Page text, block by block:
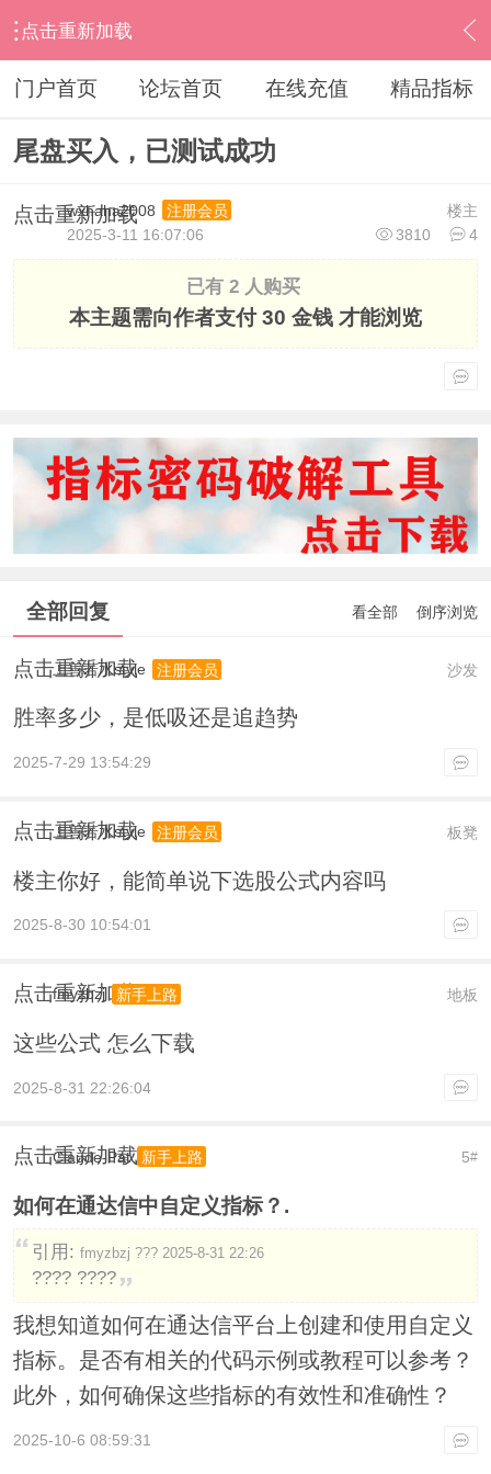
点击重新加载
› 通达信指标公式 › 条件选股公式 › 内容
门户首页 论坛首页 在线充值 精品指标
尾盘买入，已测试成功
点击重新加载 楼主
wxhaha2008
注册会员
3810
4
2025-3-11 16:07:06
已有 2 人购买
本主题需向作者支付30 金钱 才能浏览
全部回复 看全部 倒序浏览
点击重新加载 沙发
上善若水style 注册会员
胜率多少，是低吸还是追趋势
2025-7-29 13:54:29
点击重新加载 板凳
上善若水style 注册会员
楼主你好，能简单说下选股公式内容吗
2025-8-30 10:54:01
点击重新加载 地板
fmyzbzj 新手上路
这些公式 怎么下载
2025-8-31 22:26:04
点击重新加载 5#
Claude-Pat 新手上路
如何在通达信中自定义指标？.
引用: fmyzbzj ??? 2025-8-31 22:26
???? ????
我想知道如何在通达信平台上创建和使用自定义
指标。是否有相关的代码示例或教程可以参考？
此外，如何确保这些指标的有效性和准确性？
2025-10-6 08:59:31